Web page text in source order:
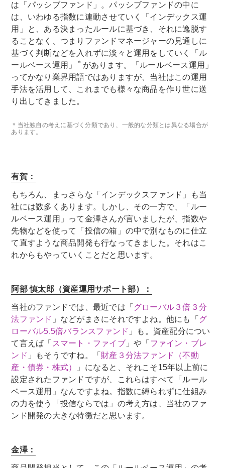
は「パッシブファンド」。パッシブファンドの中に
は、いわゆる指数に連動させていく「インデックス運
用」と、ある決まったルールに基づき、それに逸脱す
ることなく、つまりファンドマネージャーの見通しに
基づく判断などを入れずに淡々と運用をしていく「ル
ールベース運用」
＊ があります。「ルールベース運用」
ってかなり業界用語ではありますが、当社はこの運用
手法を活用して、これまでも様々な商品を作り世に送
り出してきました。
＊当社独自の考えに基づく分類であり、一般的な分類とは異なる場合が
あります。
有賀：
もちろん、まっさらな「インデックスファンド」も当
社には数多くあります。しかし、その一方で、「ルー
ルベース運用」って金澤さんが言いましたが、指数や
先物などを使って「投信の箱」の中で別なものに仕立
て直すような商品開発も行なってきました。それはこ
れからもやっていくことだと思います。
阿部 慎太郎（資産運用サポート部）：
当社のファンドでは、最近では「 グローバル３倍３分
法ファンド 」などがまさにそれですよね。他にも「 グ
ローバル5.5倍バランスファンド 」も。資産配分につい
て言えば「 スマート・ファイブ」や「 ファイン・ブレ
ンド 」もそうですね。「 財産３分法ファンド（不動
産・債券・株式）
」になると、それこそ15年以上前に
設定されたファンドですが、これらはすべて「ルール
ベース運用」なんですよね。指数に縛られずに仕組み
の力を使う「投信ならでは」の考え方は、当社のファ
ンド開発の大きな特徴だと思います。
金澤：